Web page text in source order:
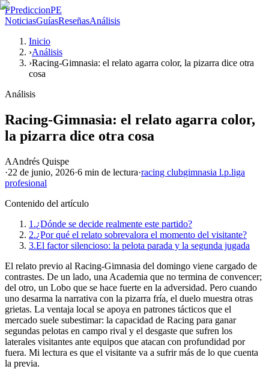
PPrediccionPE
NoticiasGuíasReseñasAnálisis
Inicio
›Análisis
›Racing-Gimnasia: el relato agarra color, la pizarra dice otra
cosa
Análisis
Racing-Gimnasia: el relato agarra color,
la pizarra dice otra cosa
AAndrés Quispe
·22 de junio, 2026·6 min de lectura·racing clubgimnasia l.p.liga
profesional
Contenido del artículo
1.¿Dónde se decide realmente este partido?
2.¿Por qué el relato sobrevalora el momento del visitante?
3.El factor silencioso: la pelota parada y la segunda jugada
El relato previo al Racing-Gimnasia del domingo viene cargado de
contrastes. De un lado, una Academia que no termina de convencer;
del otro, un Lobo que se hace fuerte en la adversidad. Pero cuando
uno desarma la narrativa con la pizarra fría, el duelo muestra otras
grietas. La ventaja local se apoya en patrones tácticos que el
mercado suele subestimar: la capacidad de Racing para ganar
segundas pelotas en campo rival y el desgaste que sufren los
laterales visitantes ante equipos que atacan con profundidad por
fuera. Mi lectura es que el visitante va a sufrir más de lo que cuenta
la previa.